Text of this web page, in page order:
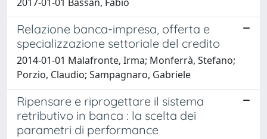
Relazione banca-impresa, offerta e
specializzazione settoriale del credito
2014-01-01 Malafronte, Irma; Monferrà, Stefano;
Porzio, Claudio; Sampagnaro, Gabriele
Ripensare e riprogettare il sistema
retributivo in banca : la scelta dei
parametri di performance